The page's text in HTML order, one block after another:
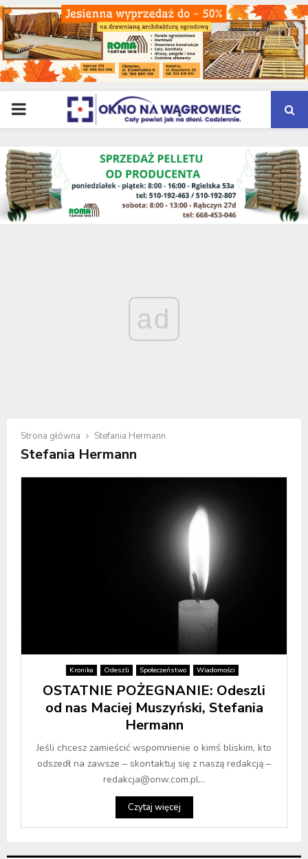
PRIMARY
MENU
ad
Strona główna Stefania Hermann
Stefania Hermann
Kronika Odeszli Społeczeństwo Wiadomości
OSTATNIE POŻEGNANIE: Odeszli
od nas Maciej Muszyński, Stefania
Hermann
Jeśli chcesz zamieścić wspomnienie o kimś bliskim, kto
odszedł na zawsze – skontaktuj się z naszą redakcją –
redakcja@onw.com.pl...
Czytaj więcej